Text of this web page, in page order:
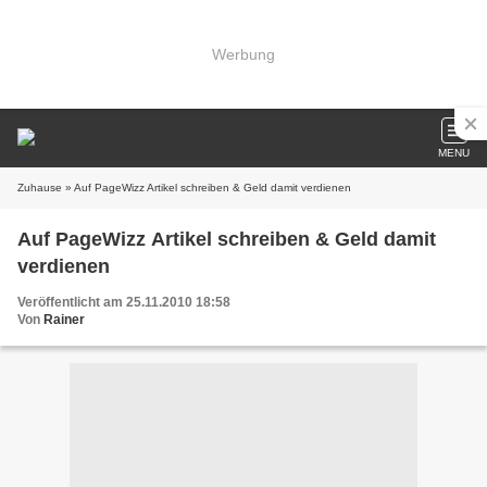
Werbung
MENU
Zuhause » Auf PageWizz Artikel schreiben & Geld damit verdienen
Auf PageWizz Artikel schreiben & Geld damit
verdienen
Veröffentlicht am 25.11.2010 18:58
Von Rainer